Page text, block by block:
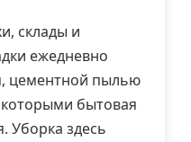
склады и
ежедневно
цементной пылью
бытовая
Уборка здесь